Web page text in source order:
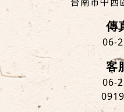
傳
06-
客
06-